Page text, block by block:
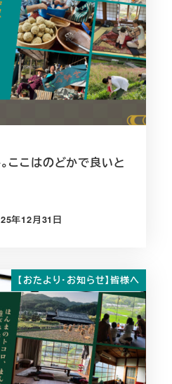
ここはのどかで良いと
日
年12月31日
【おたより・お知らせ】皆様へ